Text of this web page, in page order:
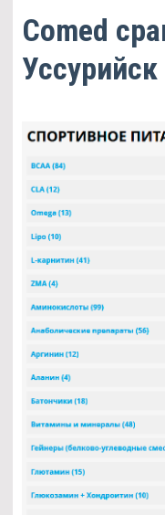
Comed
Уссурийск